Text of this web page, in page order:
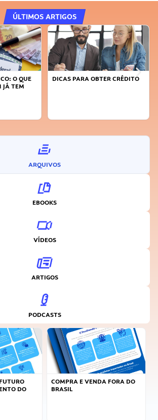
ÚLTIMOS ARTIGOS
O QUE
JÁ TEM
DICAS PARA OBTER CRÉDITO
ARQUIVOS
EBOOKS
VÍDEOS
ARTIGOS
PODCASTS
DO
COMPRA E VENDA FORA DO
BRASIL